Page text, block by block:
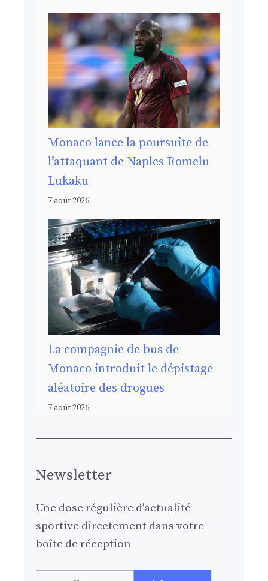
Monaco lance la poursuite de
l’attaquant de Naples Romelu
Lukaku
7 août 2026
La compagnie de bus de
Monaco introduit le dépistage
aléatoire des drogues
7 août 2026
Newsletter
Une dose régulière d'actualité
sportive directement dans votre
boîte de réception